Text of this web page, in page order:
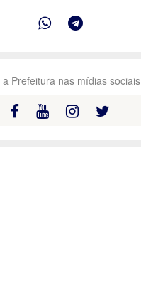
a Prefeitura nas mídias sociais